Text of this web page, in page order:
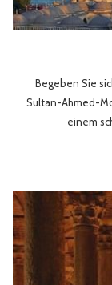
Begeben Sie
Sultan-Ahmed-
einem